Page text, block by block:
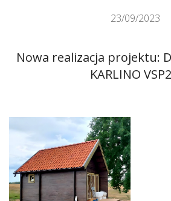
23/09/2023
Nowa realizacja projektu:
KARLINO